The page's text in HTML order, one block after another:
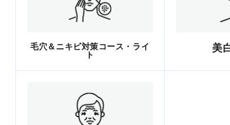
毛穴＆ニキビ対策コース・ライ
ト
美